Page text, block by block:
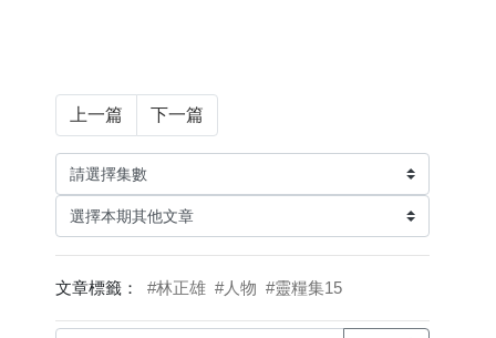
上一篇 下一篇
文章標籤： #林正雄 #人物 #靈糧集15